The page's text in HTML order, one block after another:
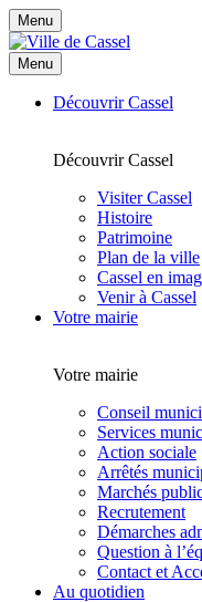
Menu
Menu
Découvrir Cassel
Découvrir Cassel
Visiter Cassel
Histoire
Patrimoine
Plan de la ville
Cassel en
Venir à Cassel
Votre mairie
Votre mairie
Conseil
Services
Action sociale
Arrêtés
Marchés
Recrutement
Démarches
Question à
Contact et
Au quotidien